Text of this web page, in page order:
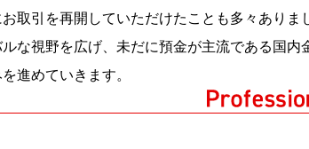
取引を再開していただけたことも多々あり
な視野を広げ、未だに預金が主流である国
進めていきます。